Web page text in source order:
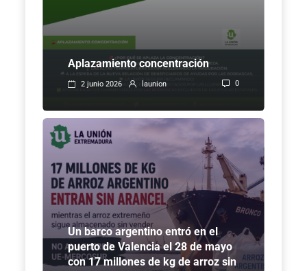
Aplazamiento concentración
2 junio 2026 launion 0
Un barco argentino entró en el
puerto de Valencia el 28 de mayo
con 17 millones de kg de arroz sin